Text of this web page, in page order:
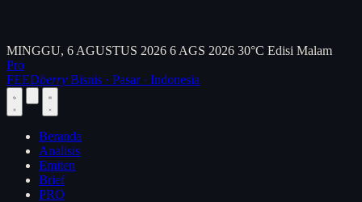
MINGGU, 6 AGUSTUS 2026 6 AGS 2026 30°C Edisi Malam
Pro
FEEDberry Bisnis · Pasar · Indonesia
Beranda
Analisis
Emiten
Brief
PRO